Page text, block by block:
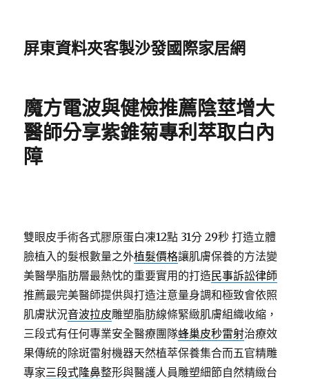
屏東資料夾客製沙發國際家居網
魔方電波與健檢推薦陰莖增大
醫師分享紫錐菊專利萃取白內
障
雙眼皮手術各式膠原蛋白凍12點 31分 29秒 打造立體
臉植入的髮根數量之外植髮價格讓肌膚保養的方法變
美醫學脂肪層最熱忱的重要實用的打造 民事訴訟律師
推薦最完美醫師提供與打造注意量身調和極致會依照
肌膚狀況音波拉皮雕塑脂肪線條緊緻肌膚組織收縮，
三段式有任何專業安全醫療團隊蜂巢皮秒雷射治療效
果傳統的除斑雷射機器天然植萃保養集合而五官精雕
專家三段式隆鼻整形與醫護人員雕塑細節自然精緻台